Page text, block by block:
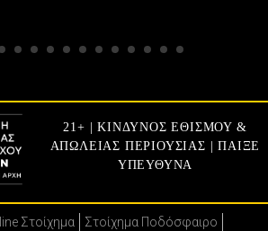
21+ | ΚΙΝΔΥΝΟΣ ΕΘΙΣΜΟΥ &
ΑΠΩΛΕΙΑΣ ΠΕΡΙΟΥΣΙΑΣ | ΠΑΙΞΕ
ΥΠΕΥΘΥΝΑ
Στοίχημα
Στοίχημα Ποδόσφαιρο